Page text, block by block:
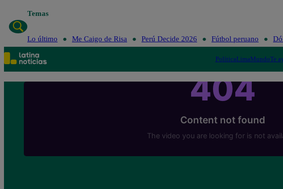
Temas
Lo último Me Caigo de Risa Perú Decide 2026 Fútbol peruano
PolíticaLimaMundoTe